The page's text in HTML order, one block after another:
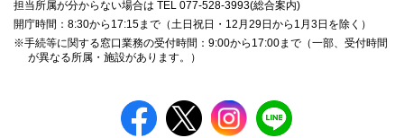
担当所属が分からない場合は TEL 077-528-3993(総合案内)
開庁時間：8:30から17:15まで（土日祝日・12月29日から1月3日を除く）
※手続等に関する窓口業務の受付時間：9:00から17:00まで（一部、受付時間
が異なる所属・施設があります。）